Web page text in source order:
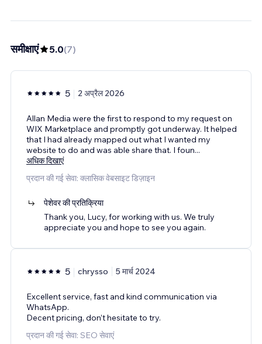
समीक्षाएं 5.0(7)
5 2 अप्रैल 2026
Allan Media were the first to respond to my request on
WIX Marketplace and promptly got underway. It helped
that I had already mapped out what I wanted my
website to do and was able share that. I foun...
अधिक दिखाएं
प्रदान की गई सेवा: क्लासिक वेबसाइट डिज़ाइन
पेशेवर की प्रतिक्रिया
Thank you, Lucy, for working with us. We truly
appreciate you and hope to see you again.
5 chrysso 5 मार्च 2024
Excellent service, fast and kind communication via
WhatsApp.
Decent pricing, don’t hesitate to try.
प्रदान की गई सेवा: SEO सेवाएं